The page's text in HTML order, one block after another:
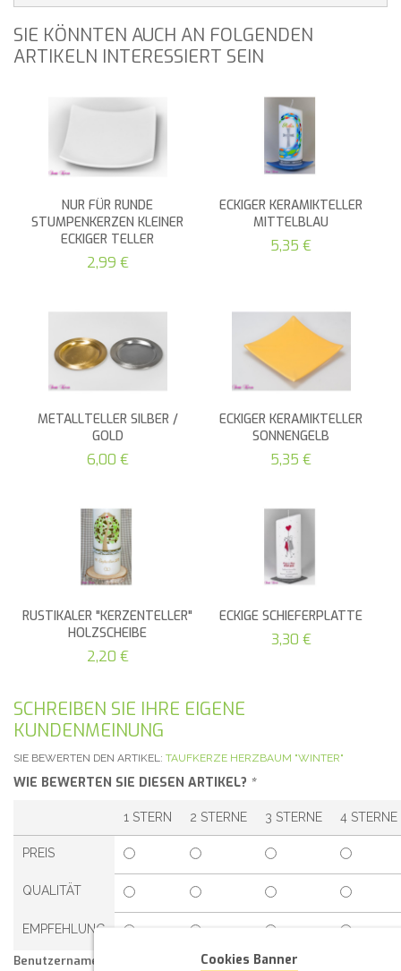
SIE KÖNNTEN AUCH AN FOLGENDEN
ARTIKELN INTERESSIERT SEIN
NUR FÜR RUNDE
STUMPENKERZEN KLEINER
ECKIGER TELLER
2,99 €
ECKIGER KERAMIKTELLER
MITTELBLAU
5,35 €
METALLTELLER SILBER /
GOLD
6,00 €
ECKIGER KERAMIKTELLER
SONNENGELB
5,35 €
RUSTIKALER "KERZENTELLER"
HOLZSCHEIBE
2,20 €
ECKIGE SCHIEFERPLATTE
3,30 €
SCHREIBEN SIE IHRE EIGENE
KUNDENMEINUNG
SIE BEWERTEN DEN ARTIKEL: TAUFKERZE HERZBAUM "WINTER"
WIE BEWERTEN SIE DIESEN ARTIKEL? *
1 STERN 2 STERNE 3 STERNE 4 STERNE
PREIS
QUALITÄT
EMPFEHLUNG
Benutzername: Cookies Banner